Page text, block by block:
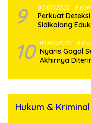
9 06/07/2026 0
Perkuat
Sidikalang
10 06/07/2026 0
Nyaris Gagal
Akhirnya
Hukum & Kriminal